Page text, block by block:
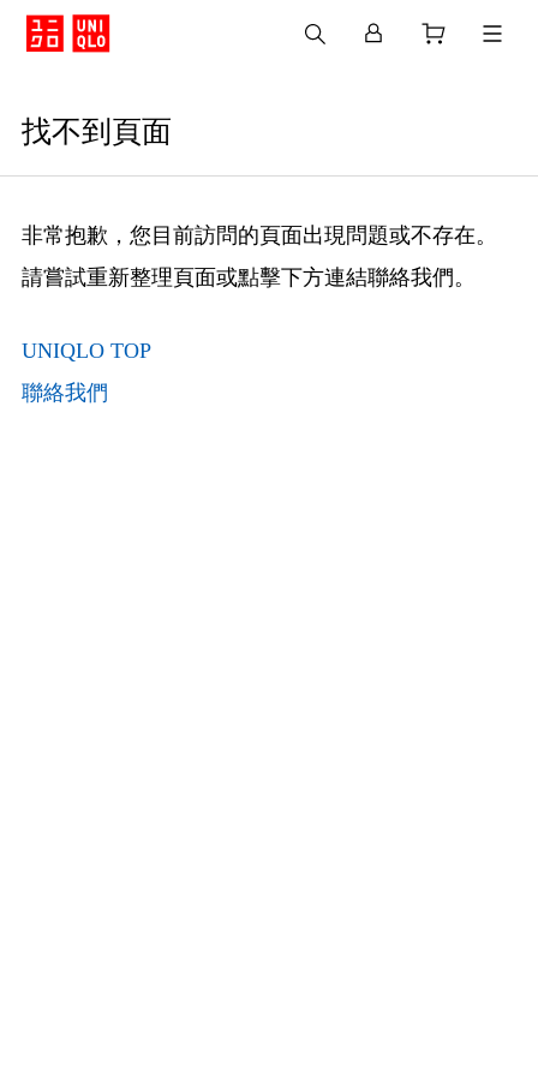
找不到頁面
非常抱歉，您目前訪問的頁面出現問題或不存在。
請嘗試重新整理頁面或點擊下方連結聯絡我們。
UNIQLO TOP
聯絡我們